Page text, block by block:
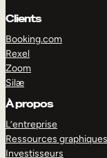
Clients
Booking.com
Rexel
Zoom
Silæ
À propos
L’entreprise
Ressources graphiques
Investisseurs